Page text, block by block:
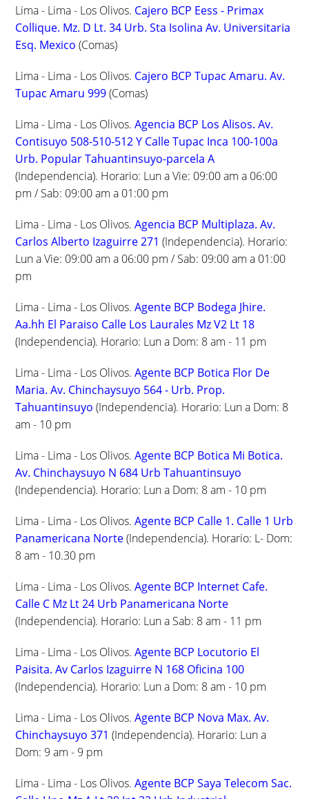
Lima - Lima - Los Olivos. Cajero BCP Eess - Primax
Collique. Mz. D Lt. 34 Urb. Sta Isolina Av. Universitaria
Esq. Mexico (Comas)
Lima - Lima - Los Olivos. Cajero BCP Tupac Amaru. Av.
Tupac Amaru 999(Comas)
Lima - Lima - Los Olivos.Agencia BCP Los Alisos. Av.
Contisuyo 508-510-512 Y Calle Tupac Inca 100-100a
Urb. Popular Tahuantinsuyo-parcela A
(Independencia). Horario: Lun a Vie: 09:00 am a 06:00
pm / Sab: 09:00 am a 01:00 pm
Lima - Lima - Los Olivos.Agencia BCP Multiplaza. Av.
Carlos Alberto Izaguirre 271 (Independencia). Horario:
Lun a Vie: 09:00 am a 06:00 pm / Sab: 09:00 am a 01:00
pm
Lima - Lima - Los Olivos.Agente BCP Bodega Jhire.
Aa.hh El Paraiso Calle Los Laurales Mz V2 Lt 18
(Independencia). Horario: Lun a Dom: 8 am - 11 pm
Lima - Lima - Los Olivos.Agente BCP Botica Flor De
Maria. Av. Chinchaysuyo 564 - Urb. Prop.
Tahuantinsuyo (Independencia). Horario: Lun a Dom: 8
am - 10 pm
Lima - Lima - Los Olivos.Agente BCP Botica Mi Botica.
Av. Chinchaysuyo N 684 Urb Tahuantinsuyo
(Independencia). Horario: Lun a Dom: 8 am - 10 pm
Lima - Lima - Los Olivos.Agente BCP Calle 1. Calle 1 Urb
Panamericana Norte(Independencia). Horario: L- Dom:
8 am - 10.30 pm
Lima - Lima - Los Olivos.Agente BCP Internet Cafe.
Calle C Mz Lt 24 Urb Panamericana Norte
(Independencia). Horario: Lun a Sab: 8 am - 11 pm
Lima - Lima - Los Olivos.Agente BCP Locutorio El
Paisita. Av Carlos Izaguirre N 168 Oficina 100
(Independencia). Horario: Lun a Dom: 8 am - 10 pm
Lima - Lima - Los Olivos.Agente BCP Nova Max. Av.
Chinchaysuyo 371 (Independencia). Horario: Lun a
Dom: 9 am - 9 pm
Lima - Lima - Los Olivos.Agente BCP Saya Telecom Sac.